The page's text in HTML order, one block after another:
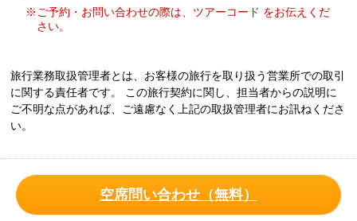
※ご予約・お問い合わせの際は、ツアーコード をお伝えくだ
さい。
旅行業務取扱管理者とは、お客様の旅行を取り扱う営業所での取引
に関する責任者です。 この旅行契約に関し、担当者からの説明に
ご不明な点があれば、ご遠慮なく上記の取扱管理者にお訊ねくださ
い。
空席問い合わせ（無料）